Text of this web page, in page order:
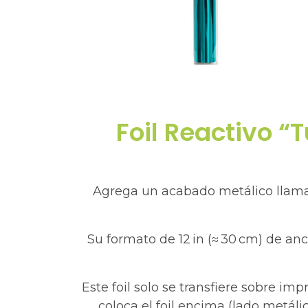
Foil Reactivo
Agrega un acabado metálico
Su formato de 12 in (≈ 30 cm) de
Este foil solo se transfiere sobre